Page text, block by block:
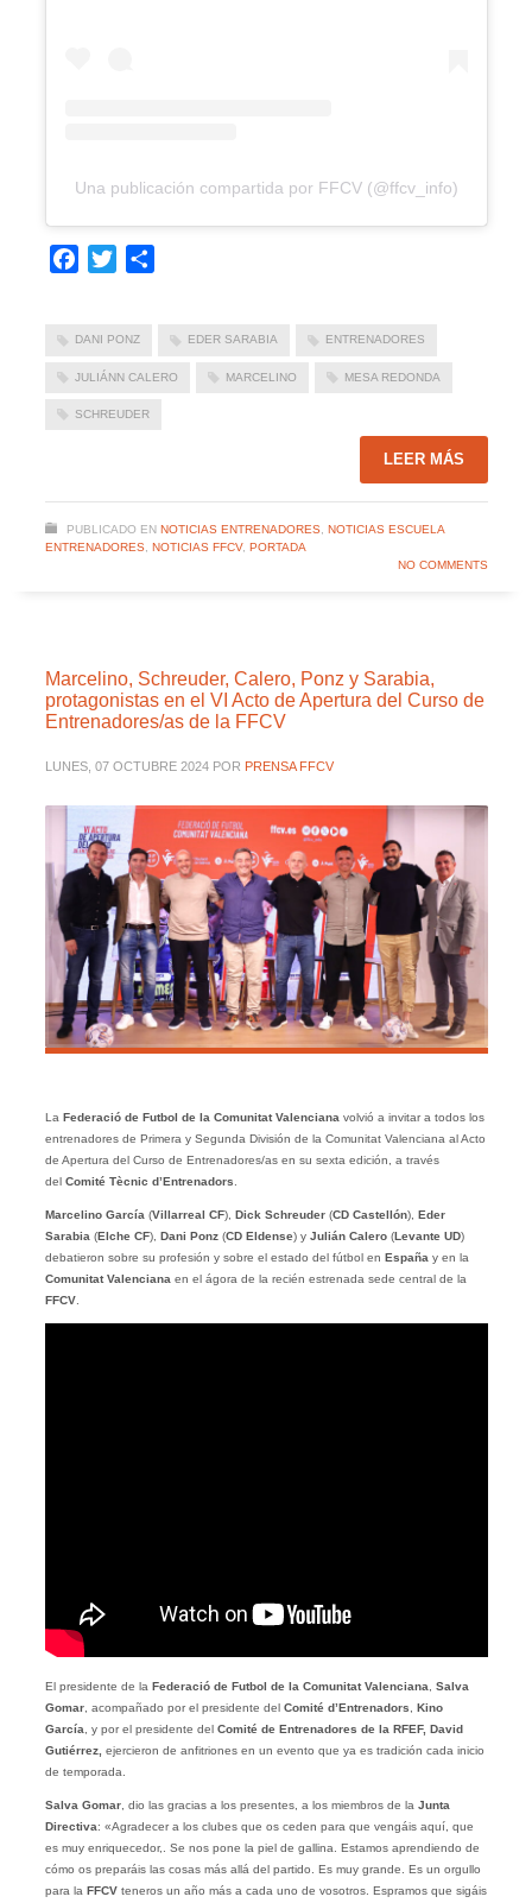
Una publicación compartida por FFCV (@ffcv_info)
Facebook
Twitter
DANI PONZ EDER SARABIA ENTRENADORES
JULIÁNN CALERO MARCELINO MESA REDONDA
SCHREUDER
LEER MÁS
PUBLICADO EN NOTICIAS ENTRENADORES, NOTICIAS ESCUELA
ENTRENADORES, NOTICIAS FFCV, PORTADA
NO COMMENTS
Marcelino, Schreuder, Calero, Ponz y Sarabia,
protagonistas en el VI Acto de Apertura del Curso de
Entrenadores/as de la FFCV
LUNES, 07 OCTUBRE 2024 POR PRENSA FFCV
La Federació de Futbol de la Comunitat Valenciana volvió a invitar a todos los
entrenadores de Primera y Segunda División de la Comunitat Valenciana al Acto
de Apertura del Curso de Entrenadores/as en su sexta edición, a través
del Comité Tècnic d’Entrenadors
Marcelino García (Villarreal CF), Dick Schreuder (CD Castellón), Eder
Sarabia (Elche CF), Dani Ponz (CD Eldense) y Julián Calero(Levante UD)
debatieron sobre su profesión y sobre el estado del fútbol en España y en la
Comunitat Valenciana en el ágora de la recién estrenada sede central de la
FFCV.
El presidente de la Federació de Futbol de la Comunitat Valenciana
Salva
Gomar, acompañado por el presidente del Comité d’Entrenadors
Kino
García , y por el presidente delComité de Entrenadores de la RFEF, David
Gutiérrez, ejercieron de anfitriones en un evento que ya es tradición cada inicio
de temporada.
Salva Gomar, dio las gracias a los presentes, a los miembros de la Junta
Directiva: «Agradecer a los clubes que os ceden para que vengáis aquí, que
es muy enriquecedor,. Se nos pone la piel de gallina. Estamos aprendiendo de
cómo os preparáis las cosas más allá del partido. Es muy grande. Es un orgullo
para la FFCVteneros un año más a cada uno de vosotros. Espramos que sigáis